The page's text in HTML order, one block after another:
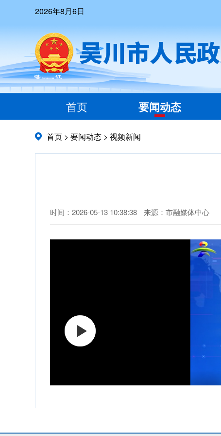
2026年8月6日
首页 要闻动态
首页 > 要闻动态 > 视频新闻
时间：2026-05-13 10:38:38 来源：市融媒体中心